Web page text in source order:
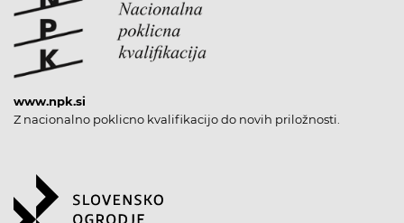
www.npk.si
Z nacionalno poklicno kvalifikacijo do novih priložnosti.